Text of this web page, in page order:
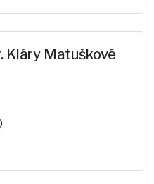
Kláry Matuškové